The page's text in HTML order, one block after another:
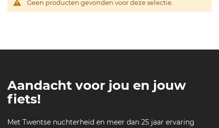
Geen producten gevonden voor deze selectie.
Aandacht voor jou en jouw
fiets!
Met Twentse nuchterheid en meer dan 25 jaar ervaring